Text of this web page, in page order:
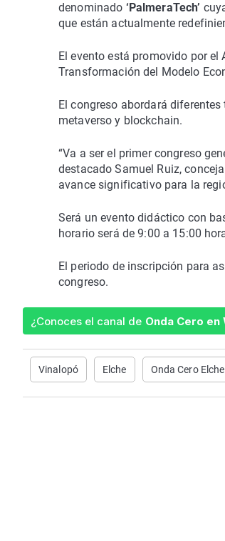
denominado ‘PalmeraTech’
que están actualmente
El evento está promovido por
Transformación del Modelo
El congreso abordará
metaverso y blockchain.
“Va a ser el primer congreso
destacado Samuel Ruiz,
avance significativo para la
Será un evento didáctico con
horario será de 9:00 a 15:00
El periodo de inscripción para
congreso.
¿Conoces el canal de Onda Cero
Vinalopó Elche Onda Cero Elche